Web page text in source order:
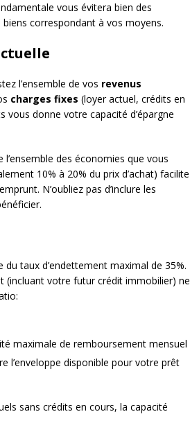
vous évitera bien des
correspondant à vos moyens.
l’ensemble de vos revenus
charges fixes (loyer actuel, crédits en
donne votre capacité d’épargne
l’ensemble des économies que vous
10% à 20% du prix d’achat) facilite
N’oubliez pas d’inclure les
taux d’endettement maximal de 35%.
(incluant votre futur crédit immobilier) ne
maximale de remboursement mensuel
l’enveloppe disponible pour votre prêt
sans crédits en cours, la capacité